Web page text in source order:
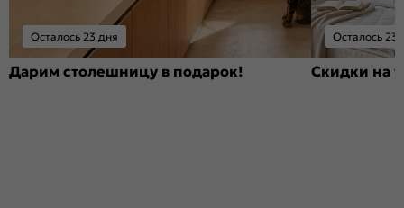
Осталось 23 дня
Дарим столешницу в подарок!
Осталось 23
Скидки на